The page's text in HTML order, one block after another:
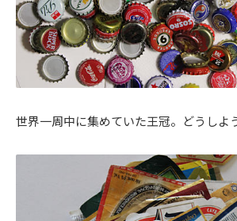
世界一周中に集めていた王冠。どうしよ